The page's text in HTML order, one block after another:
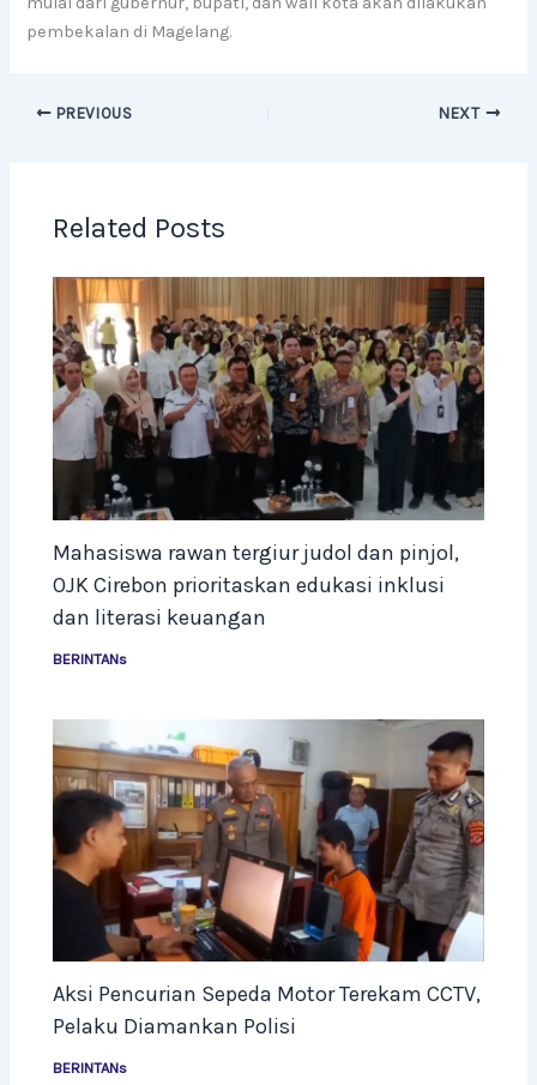
pembekalan di Magelang.
PREVIOUS NEXT
Related Posts
Mahasiswa rawan tergiur judol dan pinjol,
OJK Cirebon prioritaskan edukasi inklusi
dan literasi keuangan
BERINTANs
Aksi Pencurian Sepeda Motor Terekam CCTV,
Pelaku Diamankan Polisi
BERINTANs